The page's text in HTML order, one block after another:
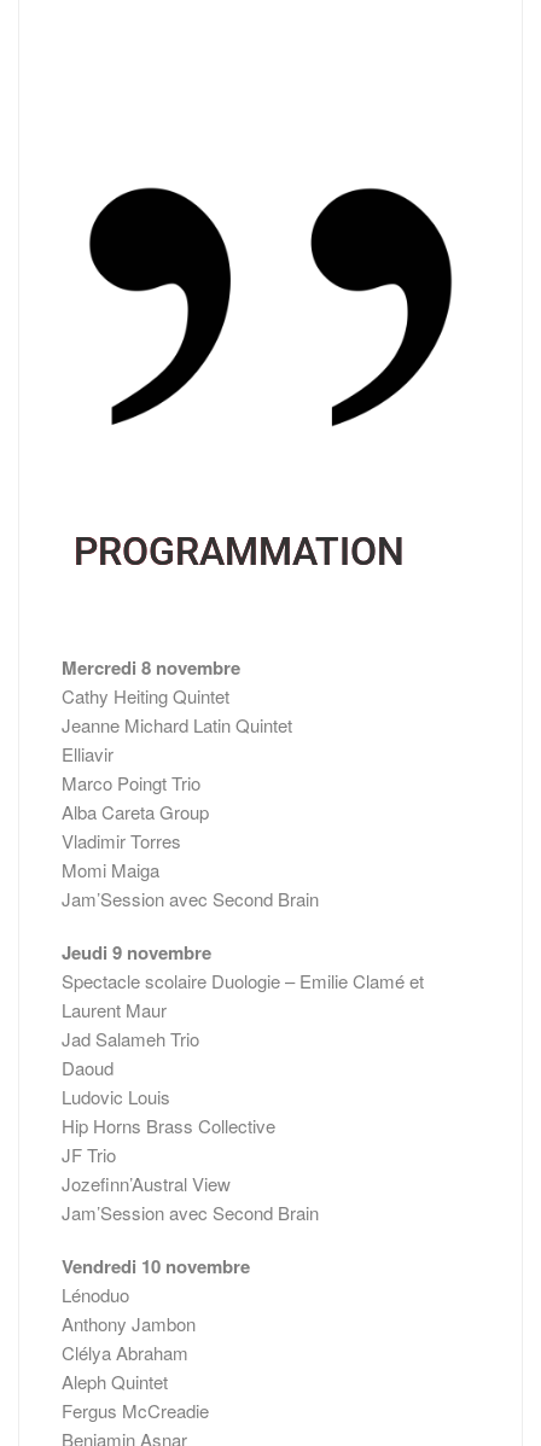
PROGRAMMATION
Mercredi 8 novembre
Cathy Heiting Quintet
Jeanne Michard Latin Quintet
Elliavir
Marco Poingt Trio
Alba Careta Group
Vladimir Torres
Momi Maiga
Jam’Session avec Second Brain
Jeudi 9 novembre
Spectacle scolaire Duologie – Emilie Clamé et
Laurent Maur
Jad Salameh Trio
Daoud
Ludovic Louis
Hip Horns Brass Collective
JF Trio
Jozefinn’Austral View
Jam’Session avec Second Brain
Vendredi 10 novembre
Lénoduo
Anthony Jambon
Clélya Abraham
Aleph Quintet
Fergus McCreadie
Benjamin Asnar